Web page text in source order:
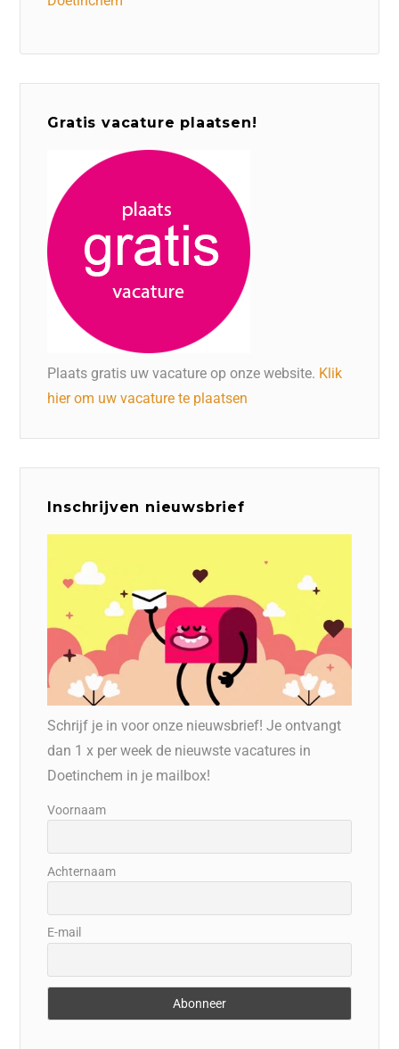
Gratis vacature plaatsen!
Plaats gratis uw vacature op onze website. Klik
hier om uw vacature te plaatsen
Inschrijven nieuwsbrief
Schrijf je in voor onze nieuwsbrief! Je ontvangt
dan 1 x per week de nieuwste vacatures in
Doetinchem in je mailbox!
Voornaam
Achternaam
E-mail